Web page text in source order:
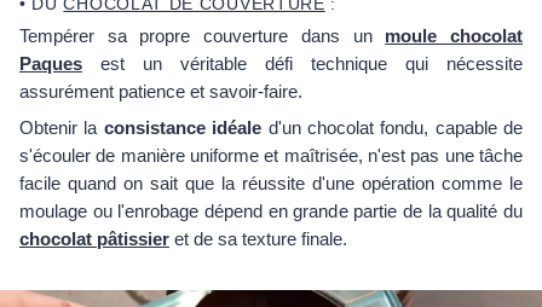
Tempérer sa propre couverture dans un moule chocolat
Paques est un véritable défi technique qui nécessite
assurément patience et savoir-faire.
Obtenir la consistance idéale d'un chocolat fondu, capable de
s'écouler de manière uniforme et maîtrisée, n'est pas une tâche
facile quand on sait que la réussite d'une opération comme le
moulage ou l'enrobage dépend en grande partie de la qualité du
chocolat pâtissier et de sa texture finale.